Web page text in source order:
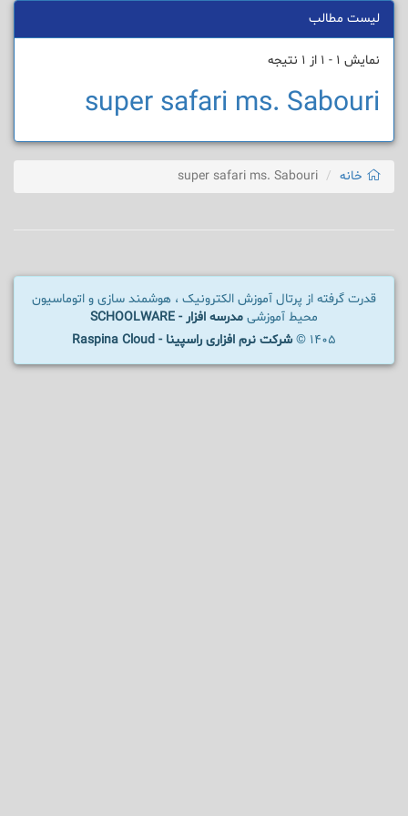
لیست مطالب
نمایش 1 - 1 از 1 نتیجه
super safari ms. Sabouri
خانه super safari ms. Sabouri
قدرت گرفته از پرتال آموزش الکترونیک ، هوشمند سازی و اتوماسیون
محیط آموزشی مدرسه افزار - SCHOOLWARE
1405 ©
شرکت نرم افزاری راسپینا - Raspina Cloud